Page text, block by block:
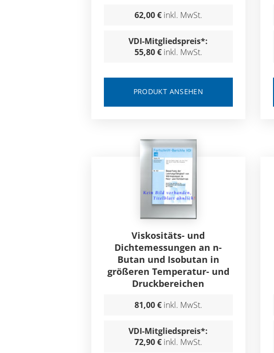
62,00 € inkl. MwSt.
VDI-Mitgliedspreis*:
55,80 € inkl. MwSt.
PRODUKT ANSEHEN
Viskositäts- und
Dichtemessungen an n-
Butan und Isobutan in
größeren Temperatur- und
Druckbereichen
81,00 € inkl. MwSt.
VDI-Mitgliedspreis*:
72,90 € inkl. MwSt.